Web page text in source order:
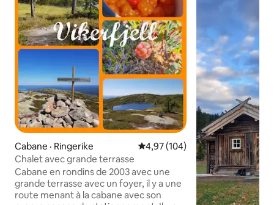
Cabane · Ringerike Note moyenne de 4,97 sur 5,
4,97 (104)
Chalet avec grande terrasse
Cabane en rondins de 2003 avec une
grande terrasse avec un foyer, il y a une
route menant à la cabane avec son